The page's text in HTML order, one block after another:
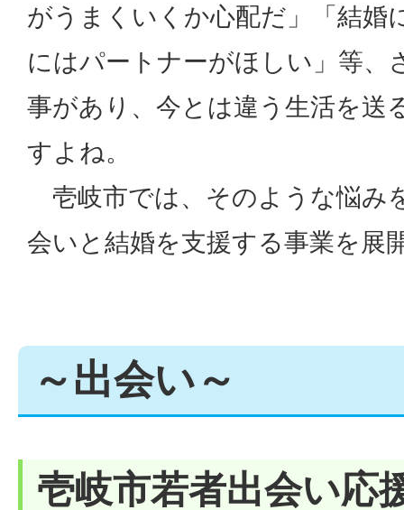
がうまくいくか心配だ」「結婚
にはパートナーがほしい」等、
事があり、今とは違う生活を送
すよね。
壱岐市では、そのような悩み
会いと結婚を支援する事業を展
～出会い～
壱岐市若者出会い応